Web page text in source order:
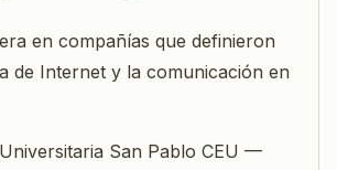
en compañías que definieron
de Internet y la comunicación en
San Pablo CEU —